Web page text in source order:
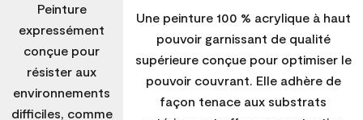
Peinture
expressément
conçue pour
résister aux
environnements
difficiles, comme
Une peinture 100 % acrylique à haut
pouvoir garnissant de qualité
supérieure conçue pour optimiser le
pouvoir couvrant. Elle adhère de
façon tenace aux substrats